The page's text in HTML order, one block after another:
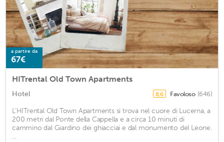
a partire da
67€
HITrental Old Town Apartments
Hotel 8,6 Favoloso (646)
L'HITrental Old Town Apartments si trova nel cuore di Lucerna, a
200 metri dal Ponte della Cappella e a circa 10 minuti di
cammino dal Giardino dei ghiacciai e dal monumento del Leone.
...